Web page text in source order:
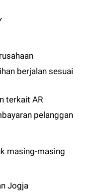
berjalan sesuai
terkait AR
pelanggan
masing-masing
Jogja